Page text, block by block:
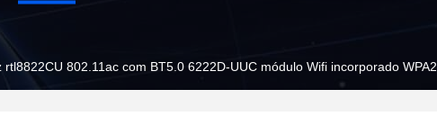
802.11ac com BT5.0 6222D-UUC módulo Wifi incorporado WPA2